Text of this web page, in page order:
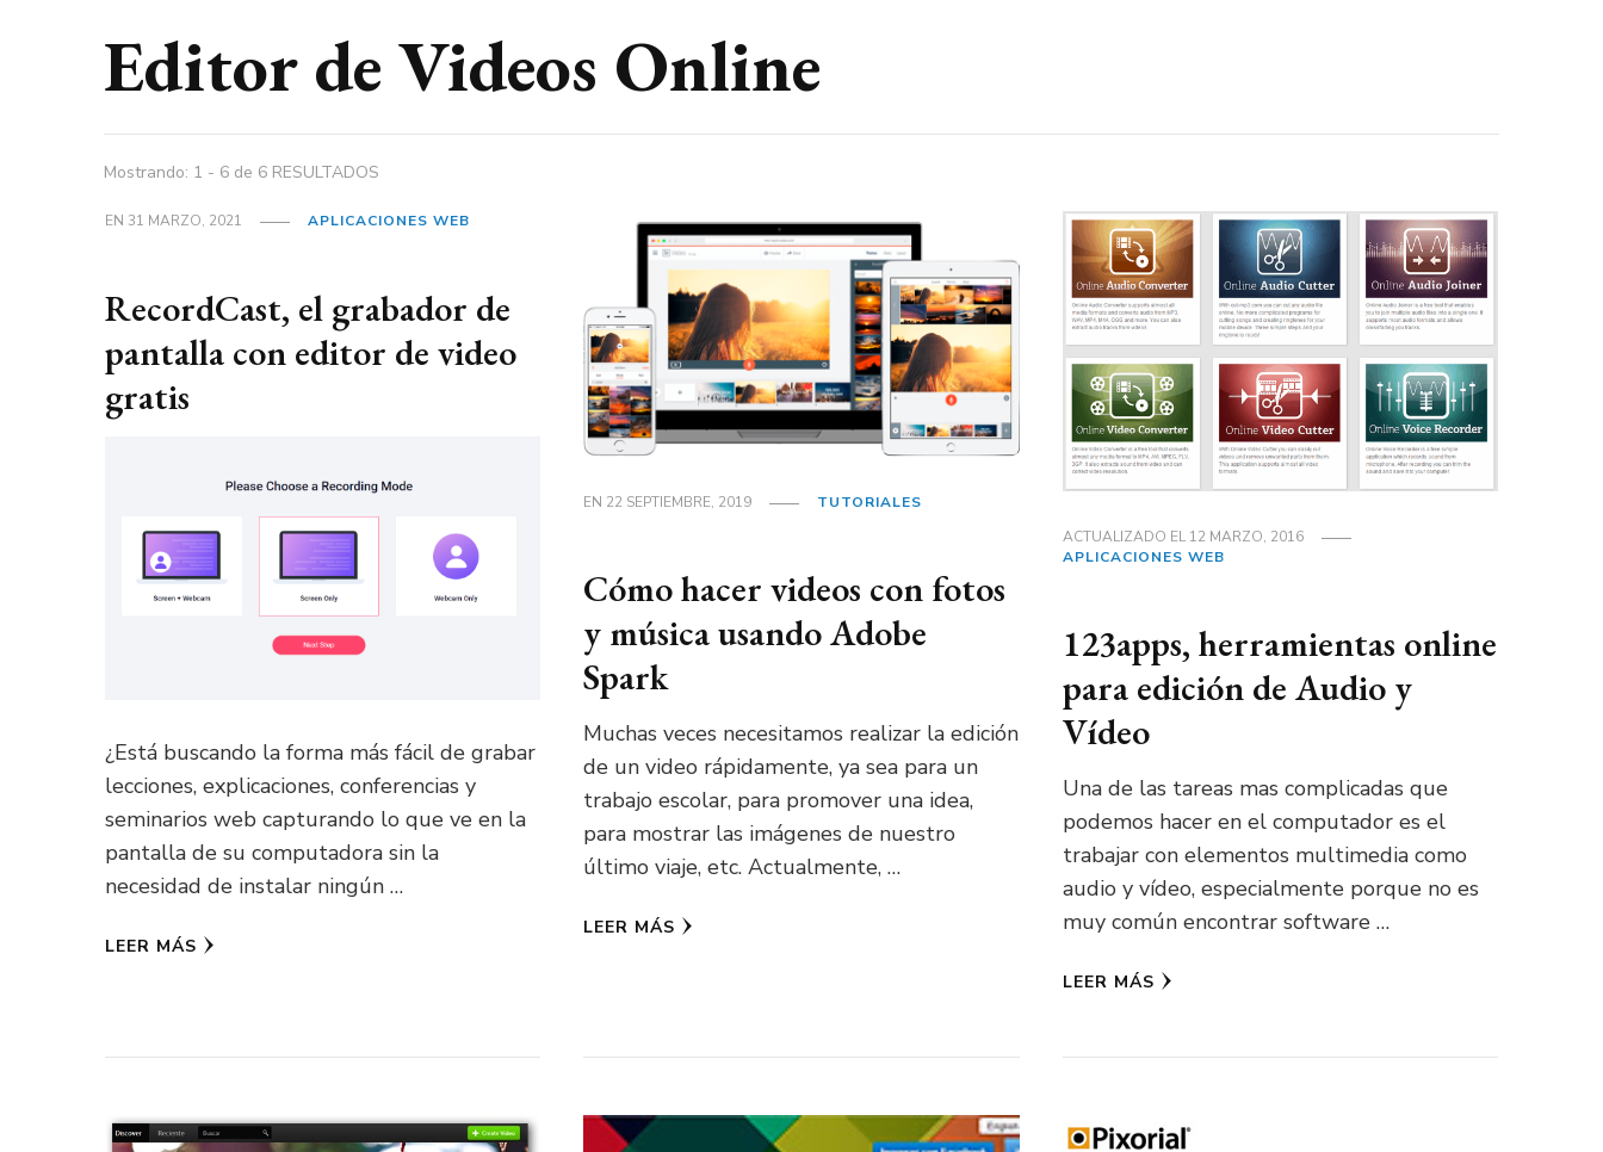
Editor de Videos Online
Mostrando: 1 - 6 de 6 RESULTADOS
EN 31 MARZO, 2021 APLICACIONES WEB
RecordCast, el grabador de
pantalla con editor de video
gratis
¿Está buscando la forma más fácil de grabar
lecciones, explicaciones, conferencias y
seminarios web capturando lo que ve en la
pantalla de su computadora sin la
necesidad de instalar ningún …
LEER MÁS
EN 22 SEPTIEMBRE, 2019 TUTORIALES
Cómo hacer videos con fotos
y música usando Adobe
Spark
Muchas veces necesitamos realizar la edición
de un video rápidamente, ya sea para un
trabajo escolar, para promover una idea,
para mostrar las imágenes de nuestro
último viaje, etc. Actualmente, …
LEER MÁS
ACTUALIZADO EL12 MARZO, 2016
APLICACIONES WEB
123apps, herramientas online
para edición de Audio y
Vídeo
Una de las tareas mas complicadas que
podemos hacer en el computador es el
trabajar con elementos multimedia como
audio y vídeo, especialmente porque no es
muy común encontrar software …
LEER MÁS